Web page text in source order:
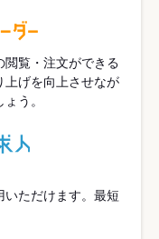
閲覧・注文ができる
上げを向上させなが
う。
いただけます。最短